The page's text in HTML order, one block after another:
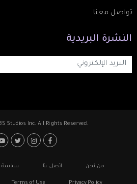
تواصل معنا
النشرة البريدية
Studios Inc. All Rights Reserved.
Footer: Social Media
Footerمن نحن اتصل بنا سياسة